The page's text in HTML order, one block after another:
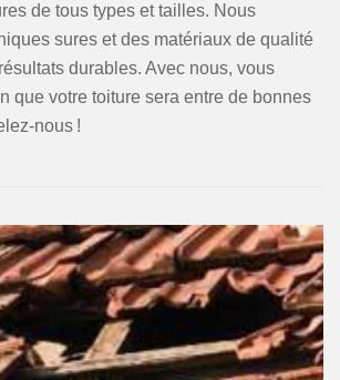
de tous types et tailles. Nous
sures et des matériaux de qualité
durables. Avec nous, vous
que votre toiture sera entre de bonnes
nous !